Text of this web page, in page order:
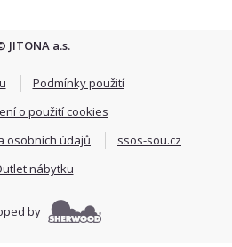
JITONA a.s.
Podmínky použití
o použití cookies
osobních údajů
ssos-sou.cz
nábytku
by